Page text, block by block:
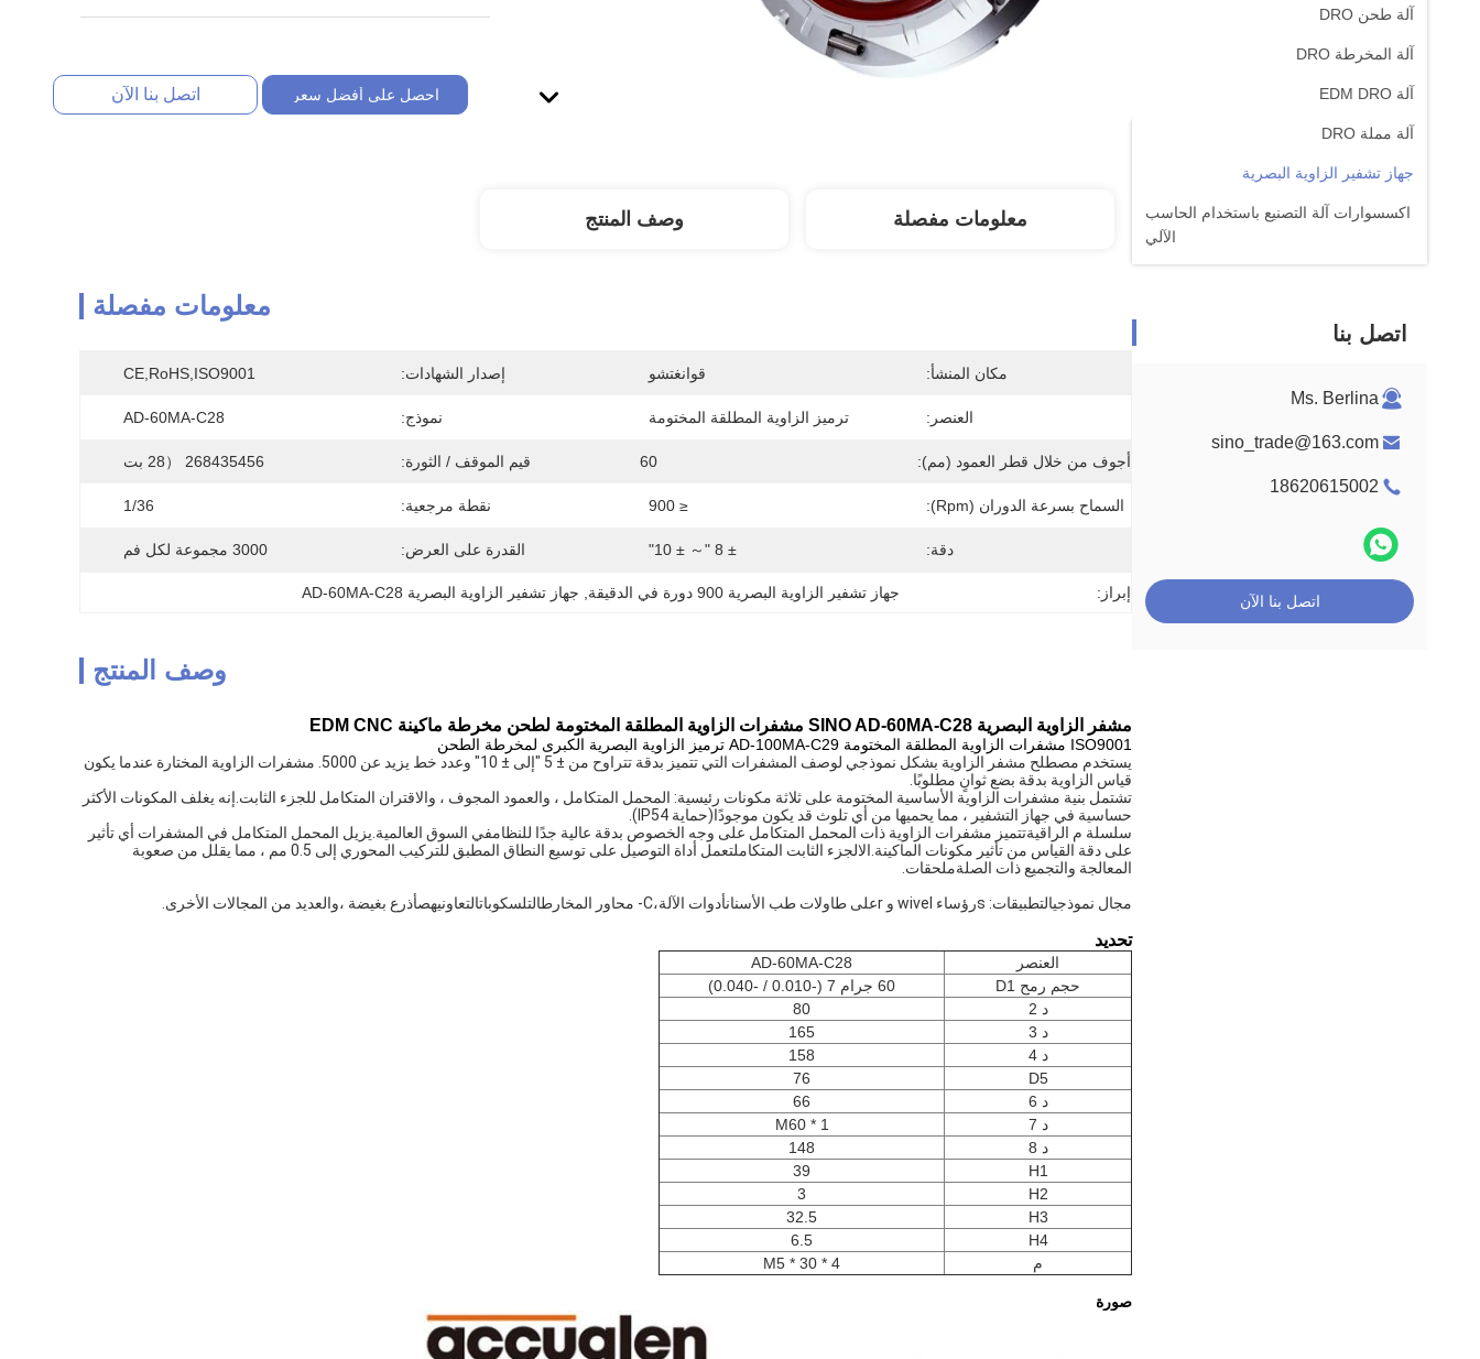
آلة طحن DRO
آلة المخرطة DRO
آلة EDM DRO
آلة مملة DRO
جهاز تشفير الزاوية البصرية
اكسسوارات آلة التصنيع باستخدام الحاسب
الآلي
اتصل بنا
Ms. Berlina
sino_trade@163.com
18620615002
اتصل بنا الآن
احصل على أفضل سعر اتصل بنا الآن
معلومات مفصلة وصف المنتج
معلومات مفصلة
مكان المنشأ: قوانغتشو إصدار الشهادات: CE,RoHS,ISO9001
العنصر: ترميز الزاوية المطلقة المختومة نموذج: AD-60MA-C28
أجوف من خلال قطر العمود (مم): 60 قيم الموقف / الثورة: 268435456 （28 بت
السماح بسرعة الدوران (rpm): ≤ 900 نقطة مرجعية: 1/36
دقة: ± 8 "～ ± 10" القدرة على العرض: 3000 مجموعة لكل فم
إبراز: جهاز تشفير الزاوية البصرية 900 دورة في الدقيقة جهاز تشفير الزاوية البصرية AD-60MA-C28
وصف المنتج
مشفر الزاوية البصرية SINO AD-60MA-C28 مشفرات الزاوية المطلقة المختومة لطحن مخرطة ماكينة EDM CNC
ISO9001 مشفرات الزاوية المطلقة المختومة AD-100MA-C29 ترميز الزاوية البصرية الكبرى لمخرطة الطحن
قياس الزاوية بدقة بضع ثوانٍ مطلوبًا.
تشتمل بنية مشفرات الزاوية الأساسية المختومة على ثلاثة مكونات رئيسية: المحمل المتكامل ، والعمود المجوف ، والاقتران المتكامل للجزء الثابت.
حساسية في جهاز التشفير ، مما يحميها من أي تلوث قد يكون موجودًا(حماية IP54).
سلسلة م الراقيةتتميز مشفرات الزاوية ذات المحمل المتكامل على وجه الخصوص بدقة عالية جدًا للنظامفي السوق العالمية.
على دقة القياس من تأثير مكونات الماكينة. الالجزء الثابت المتكامل
المعالجة والتجميع ذات الصلةملحقات
مجال نموذجيالتطبيقات: s رؤساء wivel و r على طاولات طب الأسنانأدوات الآلة،C- محاور المخارط التلسكوباتالتعاونيهصأذرع بغيضة ،والعديد من المجالات الأخرى.
تحديد
العنصر
AD-60MA-C28
حجم رمح D1
60 جرام 7 (-0.010 / -0.040)
د 2
80
د 3
165
د 4
158
D5
76
د 6
66
د 7
M60 * 1
د 8
148
H1
39
H2
3
H3
32.5
H4
6.5
م
4 * M5 * 30
صورة